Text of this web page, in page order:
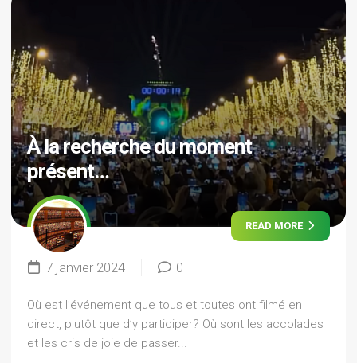
À la recherche du moment
présent…
READ MORE
7 janvier 2024 0
Où est l’événement que tous et toutes ont filmé en
direct, plutôt que d’y participer? Où sont les accolades
et les cris de joie de passer...